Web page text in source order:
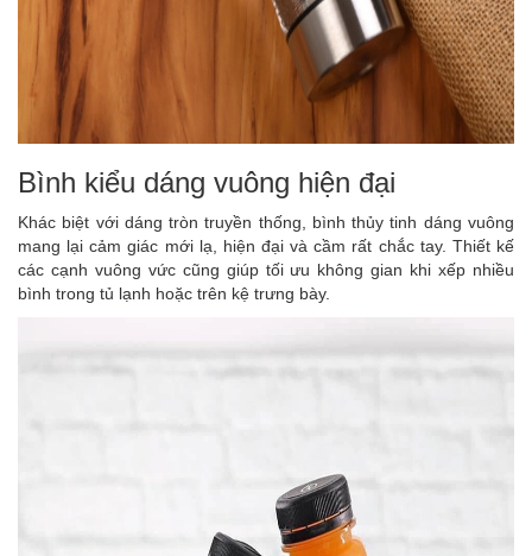
Bình kiểu dáng vuông hiện đại
Khác biệt với dáng tròn truyền thống, bình thủy tinh dáng vuông
mang lại cảm giác mới lạ, hiện đại và cầm rất chắc tay. Thiết kế
các cạnh vuông vức cũng giúp tối ưu không gian khi xếp nhiều
bình trong tủ lạnh hoặc trên kệ trưng bày.